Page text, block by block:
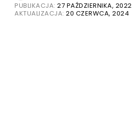
PUBLIKACJA: 27 PAŹDZIERNIKA, 2022
AKTUALIZACJA: 20 CZERWCA, 2024